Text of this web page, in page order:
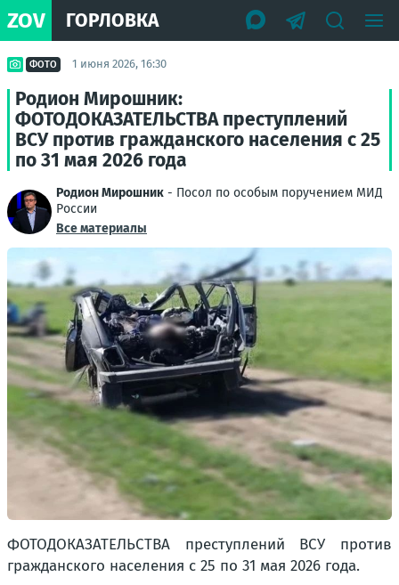
ZOV ГОРЛОВКА
ФОТО 1 июня 2026, 16:30
Родион Мирошник:
ФОТОДОКАЗАТЕЛЬСТВА преступлений
ВСУ против гражданского населения с 25
по 31 мая 2026 года
Родион Мирошник - Посол по особым поручением МИД
России
Все материалы
ФОТОДОКАЗАТЕЛЬСТВА преступлений ВСУ против
гражданского населения с 25 по 31 мая 2026 года.